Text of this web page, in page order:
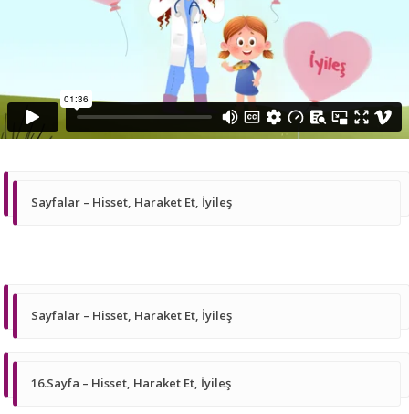
Sayfalar – Hisset, Haraket Et, İyileş
Sayfalar – Hisset, Haraket Et, İyileş
16.Sayfa – Hisset, Haraket Et, İyileş